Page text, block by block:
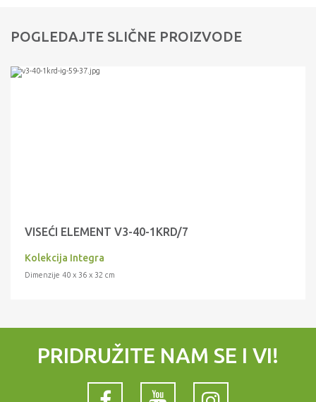
POGLEDAJTE SLIČNE PROIZVODE
VISEĆI ELEMENT V3-40-1KRD/7
Kolekcija Integra
Dimenzije 40 x 36 x 32 cm
PRIDRUŽITE NAM SE I VI!